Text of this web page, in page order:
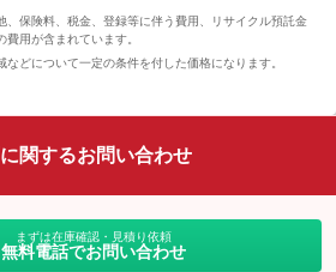
、保険料、税金、登録等に伴う費用、リサイクル預託金
用が含まれています。
どについて一定の条件を付した価格になります。
関するお問い合わせ
まずは在庫確認・見積り依頼
無料電話でお問い合わせ